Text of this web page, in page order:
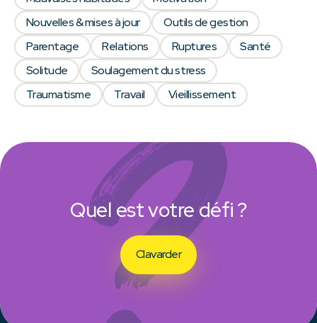
Quel est votre défi ?
Clavarder
Nouvelles & mises à jour
Outils de gestion
Parentage
Relations Ruptures
Santé
Solitude
Soulagement du stress
Traumatisme
Travail Vieillissement